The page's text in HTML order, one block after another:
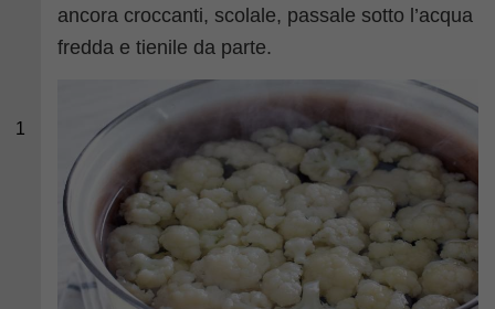
1
ancora croccanti, scolale, passale sotto l’acqua
fredda e tienile da parte.